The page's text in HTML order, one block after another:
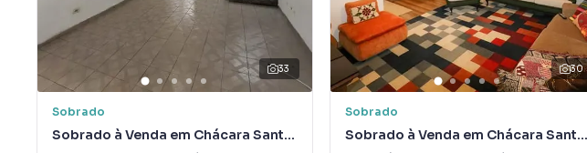
33
Sobrado
Sobrado à Venda em Chácara Santo
30
Sobrado
Sobrado à Venda em Chácara Santo